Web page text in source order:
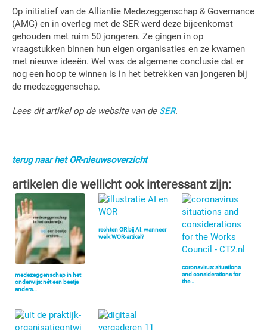
Op initiatief van de Alliantie Medezeggenschap & Governance
(AMG) en in overleg met de SER werd deze bijeenkomst
gehouden met ruim 50 jongeren. Ze gingen in op
vraagstukken binnen hun eigen organisaties en ze kwamen
met nieuwe ideeën. Wel was de algemene conclusie dat er
nog een hoop te winnen is in het betrekken van jongeren bij
de medezeggenschap.
Lees dit artikel op de website van de SER.
terug naar het OR-nieuwsoverzicht
artikelen die wellicht ook interessant zijn:
medezeggenschap in het
onderwijs: nét een beetje
anders…
rechten OR bij AI: wanneer
welk WOR-artikel?
coronavirus: situations
and considerations for
the…